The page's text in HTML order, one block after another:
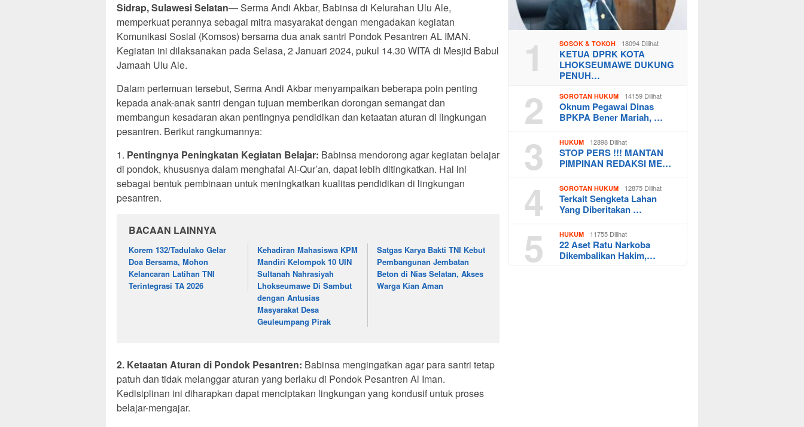
Sidrap, Sulawesi Selatan— Serma Andi Akbar, Babinsa di Kelurahan Ulu Ale,
memperkuat perannya sebagai mitra masyarakat dengan mengadakan kegiatan
Komunikasi Sosial (Komsos) bersama dua anak santri Pondok Pesantren AL IMAN.
Kegiatan ini dilaksanakan pada Selasa, 2 Januari 2024, pukul 14.30 WITA di Mesjid Babul
Jamaah Ulu Ale.
Dalam pertemuan tersebut, Serma Andi Akbar menyampaikan beberapa poin penting
kepada anak-anak santri dengan tujuan memberikan dorongan semangat dan
membangun kesadaran akan pentingnya pendidikan dan ketaatan aturan di lingkungan
pesantren. Berikut rangkumannya:
1. Pentingnya Peningkatan Kegiatan Belajar: Babinsa mendorong agar kegiatan belajar
di pondok, khususnya dalam menghafal Al-Qur’an, dapat lebih ditingkatkan. Hal ini
sebagai bentuk pembinaan untuk meningkatkan kualitas pendidikan di lingkungan
pesantren.
BACAAN LAINNYA
Korem 132/Tadulako Gelar
Doa Bersama, Mohon
Kelancaran Latihan TNI
Terintegrasi TA 2026
Kehadiran Mahasiswa KPM
Mandiri Kelompok 10 UIN
Sultanah Nahrasiyah
Lhokseumawe Di Sambut
dengan Antusias
Masyarakat Desa
Geuleumpang Pirak
Satgas Karya Bakti TNI Kebut
Pembangunan Jembatan
Beton di Nias Selatan, Akses
Warga Kian Aman
2. Ketaatan Aturan di Pondok Pesantren: Babinsa mengingatkan agar para santri tetap
patuh dan tidak melanggar aturan yang berlaku di Pondok Pesantren Al Iman.
Kedisiplinan ini diharapkan dapat menciptakan lingkungan yang kondusif untuk proses
belajar-mengajar.
1 SOSOK & TOKOH 18094 Dilihat
KETUA DPRK KOTA
LHOKSEUMAWE DUKUNG
PENUH…
2 SOROTAN HUKUM 14159 Dilihat
Oknum Pegawai Dinas
BPKPA Bener Mariah, …
3 HUKUM 12898 Dilihat
STOP PERS !!! MANTAN
PIMPINAN REDAKSI ME…
4 SOROTAN HUKUM 12875 Dilihat
Terkait Sengketa Lahan
Yang Diberitakan …
5 HUKUM 11755 Dilihat
22 Aset Ratu Narkoba
Dikembalikan Hakim,…